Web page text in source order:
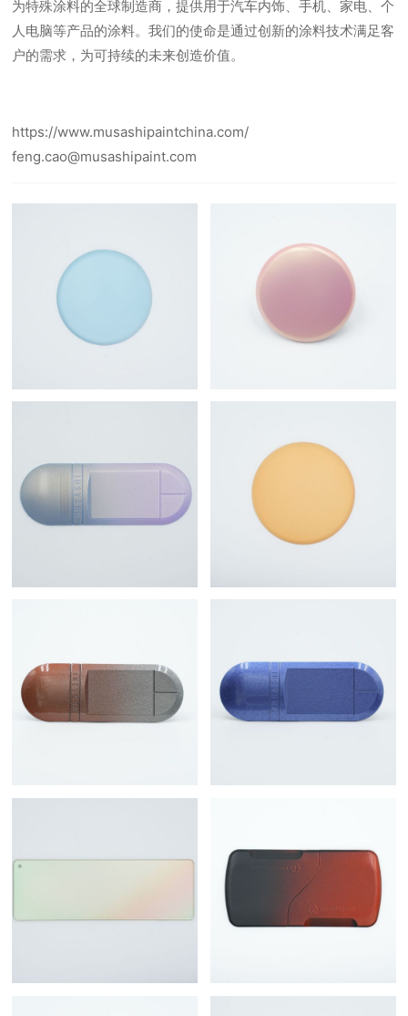
为特殊涂料的全球制造商，提供用于汽车内饰、手机、家电、个
人电脑等产品的涂料。我们的使命是通过创新的涂料技术满足客
户的需求，为可持续的未来创造价值。
https://www.musashipaintchina.com/
feng.cao@musashipaint.com